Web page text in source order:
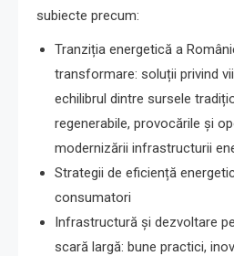
subiecte precum:
Tranziția energetică a
transformare: soluții privind
echilibrul dintre sursele
regenerabile, provocările și
modernizării infrastructurii
Strategii de eficiență
consumatori
Infrastructură și dezvoltare
scară largă: bune practici,